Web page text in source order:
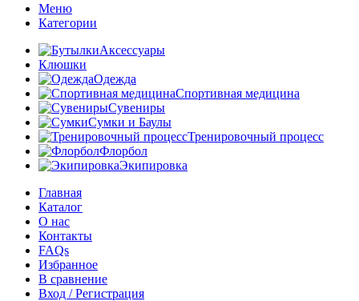
Меню
Категории
Аксессуары
Клюшки
Одежда
Спортивная медицина
Сувениры
Сумки и Баулы
Тренировочный процесс
Флорбол
Экипировка
Главная
Каталог
О нас
Контакты
FAQs
Избранное
В сравнение
Вход / Регистрация